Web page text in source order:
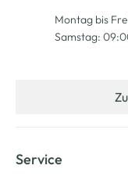
Montag bis
Samstag:
Service